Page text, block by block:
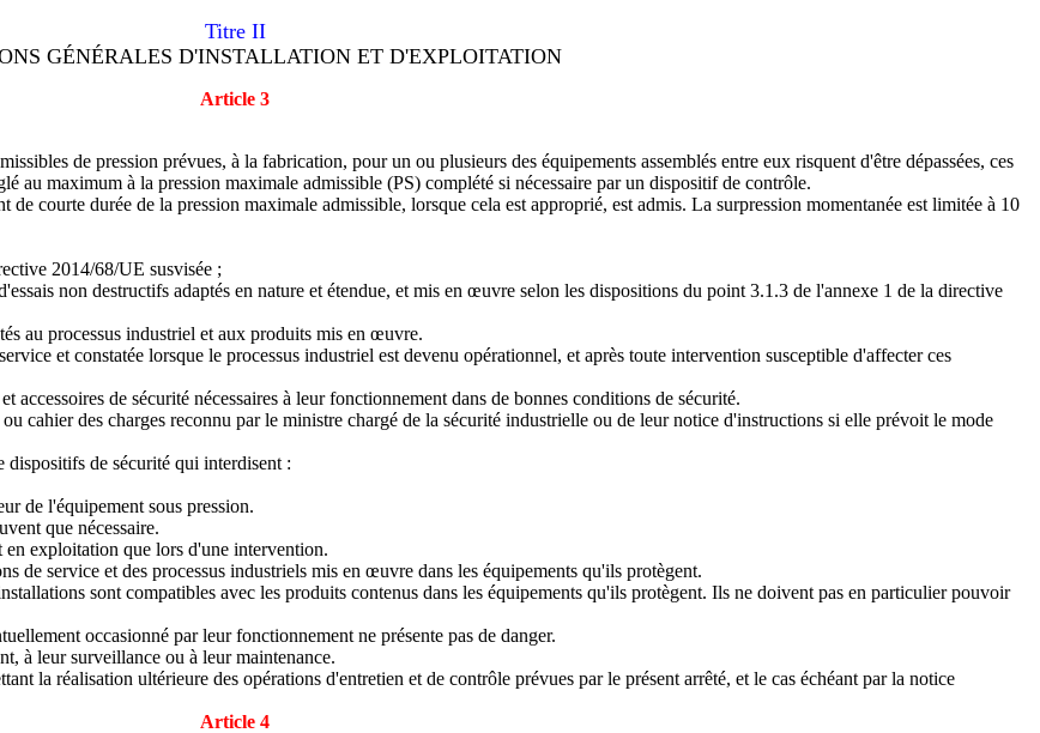
Titre II
GÉNÉRALES D'INSTALLATION ET D'EXPLOITATION
Article 3
de pression prévues, à la fabrication, pour un ou plusieurs des équipements assemblés entre eux risquent d'être dépassées, ces
au maximum à la pression maximale admissible (PS) complété si nécessaire par un dispositif de contrôle.
de courte durée de la pression maximale admissible, lorsque cela est approprié, est admis. La surpression momentanée est limitée à 10
2014/68/UE susvisée ;
non destructifs adaptés en nature et étendue, et mis en œuvre selon les dispositions du point 3.1.3 de l'annexe 1 de la directive
au processus industriel et aux produits mis en œuvre.
et constatée lorsque le processus industriel est devenu opérationnel, et après toute intervention susceptible d'affecter ces
de sécurité nécessaires à leur fonctionnement dans de bonnes conditions de sécurité.
cahier des charges reconnu par le ministre chargé de la sécurité industrielle ou de leur notice d'instructions si elle prévoit le mode
de sécurité qui interdisent :
de l'équipement sous pression.
que nécessaire.
en exploitation que lors d'une intervention.
de service et des processus industriels mis en œuvre dans les équipements qu'ils protègent.
sont compatibles avec les produits contenus dans les équipements qu'ils protègent. Ils ne doivent pas en particulier pouvoir
occasionné par leur fonctionnement ne présente pas de danger.
à leur surveillance ou à leur maintenance.
la réalisation ultérieure des opérations d'entretien et de contrôle prévues par le présent arrêté, et le cas échéant par la notice
Article 4